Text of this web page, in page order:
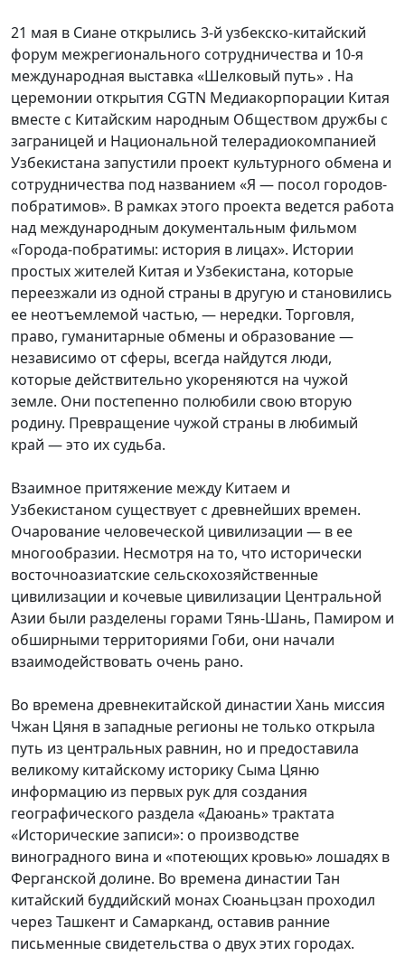
21 мая в Сиане открылись 3-й узбекско-китайский
форум межрегионального сотрудничества и 10-я
международная выставка «Шелковый путь» . На
церемонии открытия CGTN Медиакорпорации Китая
вместе с Китайским народным Обществом дружбы с
заграницей и Национальной телерадиокомпанией
Узбекистана запустили проект культурного обмена и
сотрудничества под названием «Я — посол городов-
побратимов». В рамках этого проекта ведется работа
над международным документальным фильмом
«Города-побратимы: история в лицах». Истории
простых жителей Китая и Узбекистана, которые
переезжали из одной страны в другую и становились
ее неотъемлемой частью, — нередки. Торговля,
право, гуманитарные обмены и образование —
независимо от сферы, всегда найдутся люди,
которые действительно укореняются на чужой
земле. Они постепенно полюбили свою вторую
родину. Превращение чужой страны в любимый
край — это их судьба.
Взаимное притяжение между Китаем и
Узбекистаном существует с древнейших времен.
Очарование человеческой цивилизации — в ее
многообразии. Несмотря на то, что исторически
восточноазиатские сельскохозяйственные
цивилизации и кочевые цивилизации Центральной
Азии были разделены горами Тянь-Шань, Памиром и
обширными территориями Гоби, они начали
взаимодействовать очень рано.
Во времена древнекитайской династии Хань миссия
Чжан Цяня в западные регионы не только открыла
путь из центральных равнин, но и предоставила
великому китайскому историку Сыма Цяню
информацию из первых рук для создания
географического раздела «Даюань» трактата
«Исторические записи»: о производстве
виноградного вина и «потеющих кровью» лошадях в
Ферганской долине. Во времена династии Тан
китайский буддийский монах Сюаньцзан проходил
через Ташкент и Самарканд, оставив ранние
письменные свидетельства о двух этих городах.